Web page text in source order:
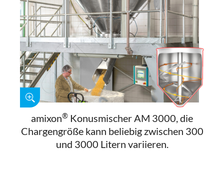
amixon® Konusmischer AM 3000, die
Chargengröße kann beliebig zwischen 300
und 3000 Litern variieren.